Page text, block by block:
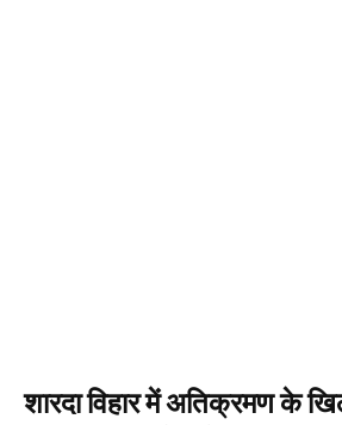
शारदा विहार में अतिक्रमण के